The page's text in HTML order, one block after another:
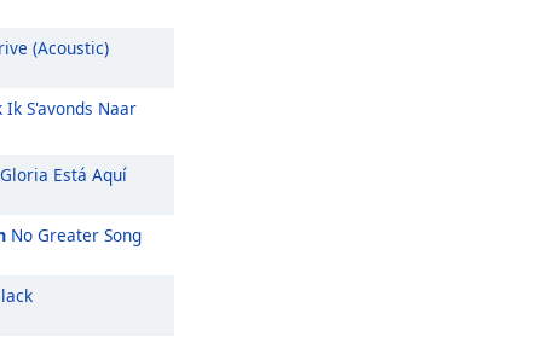
(Acoustic)
S'avonds Naar
Está Aquí
No Greater Song